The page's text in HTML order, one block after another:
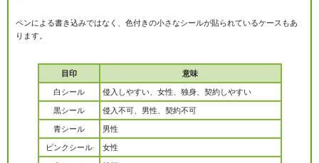
ペンによる書き込みではなく、色付きの小さなシールが貼られているケースもあ
ります。
目印 意味
白シール 侵入しやすい、女性、独身、契約しやすい
黒シール 侵入不可、男性、契約不可
青シール 男性
ピンクシール 女性